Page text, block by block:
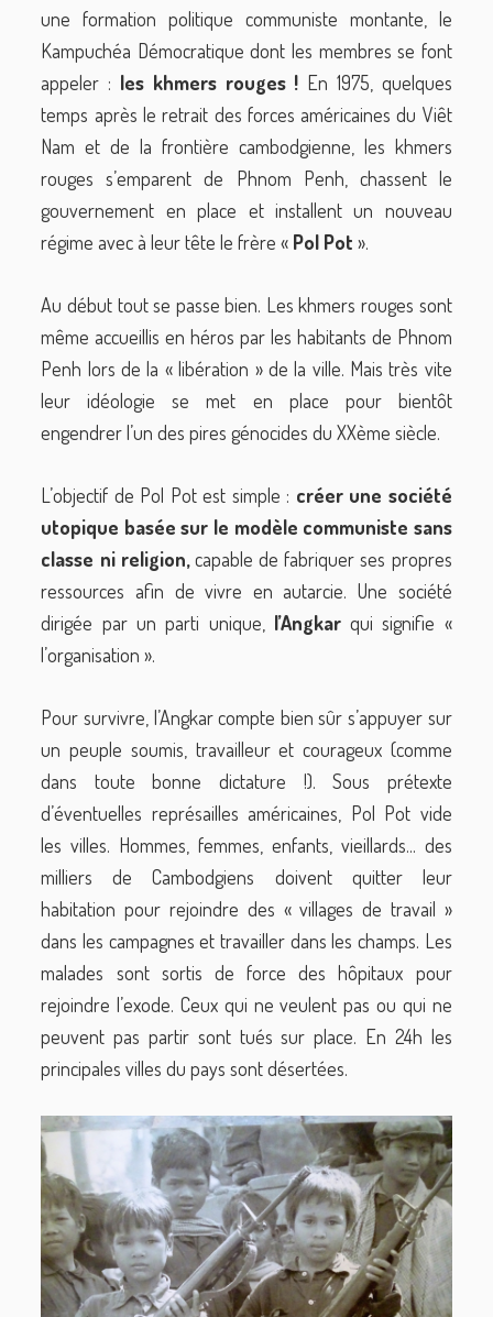
une formation politique communiste montante, le
Kampuchéa Démocratique dont les membres se font
appeler : les khmers rouges ! En 1975, quelques
temps après le retrait des forces américaines du Viêt
Nam et de la frontière cambodgienne, les khmers
rouges s’emparent de Phnom Penh, chassent le
gouvernement en place et installent un nouveau
régime avec à leur tête le frère « Pol Pot ».
Au début tout se passe bien. Les khmers rouges sont
même accueillis en héros par les habitants de Phnom
Penh lors de la « libération » de la ville. Mais très vite
leur idéologie se met en place pour bientôt
engendrer l’un des pires génocides du XXème siècle.
L’objectif de Pol Pot est simple : créer une société
utopique basée sur le modèle communiste sans
classe ni religion,capable de fabriquer ses propres
ressources afin de vivre en autarcie. Une société
dirigée par un parti unique, l’Angkarqui signifie «
l’organisation ».
Pour survivre, l’Angkar compte bien sûr s’appuyer sur
un peuple soumis, travailleur et courageux (comme
dans toute bonne dictature !). Sous prétexte
d’éventuelles représailles américaines, Pol Pot vide
les villes. Hommes, femmes, enfants, vieillards... des
milliers de Cambodgiens doivent quitter leur
habitation pour rejoindre des « villages de travail »
dans les campagnes et travailler dans les champs. Les
malades sont sortis de force des hôpitaux pour
rejoindre l’exode. Ceux qui ne veulent pas ou qui ne
peuvent pas partir sont tués sur place. En 24h les
principales villes du pays sont désertées.